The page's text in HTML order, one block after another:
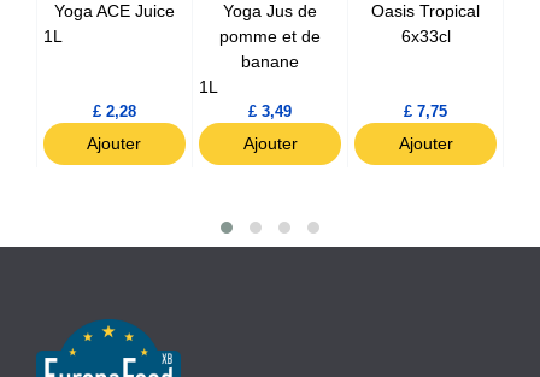
Yoga ACE Juice
1L
£ 2,28
Ajouter
Yoga Jus de
pomme et de
banane
1L
£ 3,49
Ajouter
Oasis Tropical
6x33cl
£ 7,75
Ajouter